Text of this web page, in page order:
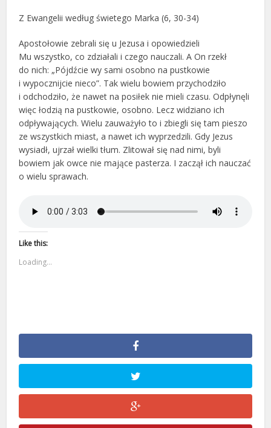
Z Ewangelii według świetego Marka (6, 30-34)
Apostołowie zebrali się u Jezusa i opowiedzieli
Mu wszystko, co zdziałali i czego nauczali. A On rzekł
do nich: „Pójdźcie wy sami osobno na pustkowie
i wypocznijcie nieco”. Tak wielu bowiem przychodziło
i odchodziło, że nawet na posiłek nie mieli czasu. Odpłynęli
więc łodzią na pustkowie, osobno. Lecz widziano ich
odpływających. Wielu zauważyło to i zbiegli się tam pieszo
ze wszystkich miast, a nawet ich wyprzedzili. Gdy Jezus
wysiadł, ujrzał wielki tłum. Zlitował się nad nimi, byli
bowiem jak owce nie mające pasterza. I zaczął ich nauczać
o wielu sprawach.
Like this:
Loading...